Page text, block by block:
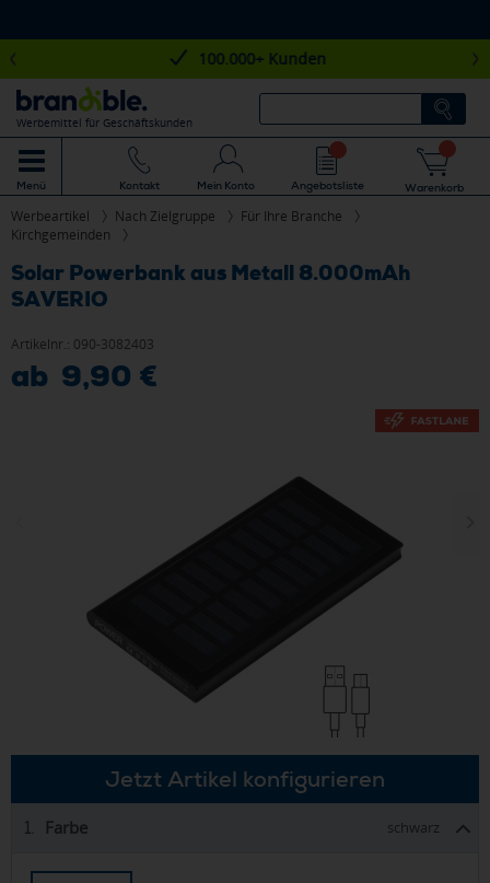
100.000+ Kunden
Werbemittel für Geschäftskunden
Menü Kontakt Mein Konto Angebotsliste Warenkorb
Werbeartikel Nach Zielgruppe
Für Ihre Branche
Kirchgemeinden
Solar Powerbank aus Metall 8.000mAh
SAVERIO
Artikelnr.: 090-3082403
ab 9,90 €
Jetzt Artikel konfigurieren
1. Farbe schwarz